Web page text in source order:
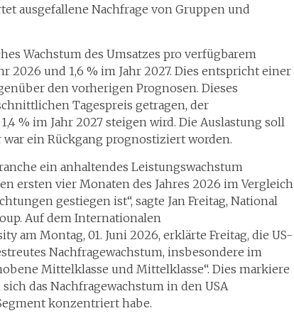
ausgefallene Nachfrage von Gruppen und
Wachstum des Umsatzes pro verfügbarem
2026 und 1,6 % im Jahr 2027. Dies entspricht einer
den vorherigen Prognosen. Dieses
Tagespreis getragen, der
% im Jahr 2027 steigen wird. Die Auslastung soll
ein Rückgang prognostiziert worden.
ein anhaltendes Leistungswachstum
ersten vier Monaten des Jahres 2026 im Vergleich
gestiegen ist“, sagte Jan Freitag, National
Auf dem Internationalen
am Montag, 01. Juni 2026, erklärte Freitag, die US-
Nachfragewachstum, insbesondere im
Mittelklasse und Mittelklasse“. Dies markiere
das Nachfragewachstum in den USA
konzentriert habe.